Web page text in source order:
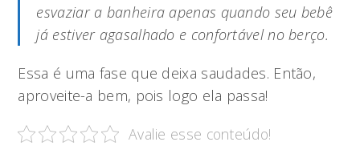
esvaziar a banheira apenas quando seu bebê
já estiver agasalhado e confortável no berço.
Essa é uma fase que deixa saudades. Então,
aproveite-a bem, pois logo ela passa!
Avalie esse conteúdo!